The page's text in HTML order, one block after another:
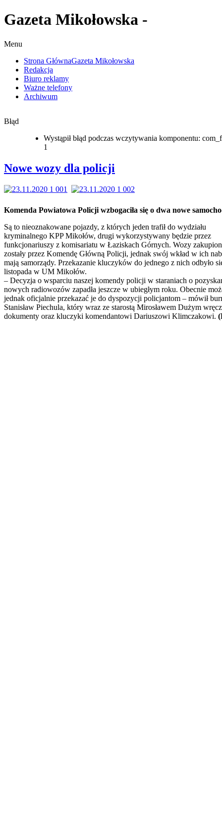
Gazeta Mikołowska -
Menu
Strona GłównaGazeta Mikołowska
Redakcja
Biuro reklamy
Ważne telefony
Archiwum
Błąd
Wystąpił błąd podczas wczytywania komponentu:
1
Nowe wozy dla policji
Komenda Powiatowa Policji wzbogaciła się o dwa nowe
Są to nieoznakowane pojazdy, z których jeden trafił do wydziału
kryminalnego KPP Mikołów, drugi wykorzystywany będzie przez
funkcjonariuszy z komisariatu w Łaziskach Górnych. Wozy
zostały przez Komendę Główną Policji, jednak swój wkład w ich
mają samorządy. Przekazanie kluczyków do jednego z nich odbyło
listopada w UM Mikołów.
– Decyzja o wsparciu naszej komendy policji w staraniach o
nowych radiowozów zapadła jeszcze w ubiegłym roku. Obecnie
jednak oficjalnie przekazać je do dyspozycji policjantom – mówił
Stanisław Piechula, który wraz ze starostą Mirosławem Dużym
dokumenty oraz kluczyki komendantowi Dariuszowi Klimczakowi.